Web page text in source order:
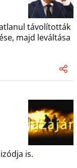
távolították
majd leváltása
is.